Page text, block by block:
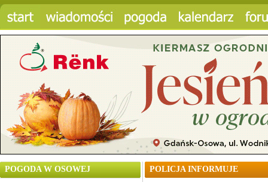
POGODA W OSOWEJ
POLICJA INFORMUJE